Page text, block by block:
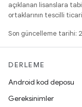
açıklanan lisanslara
ortaklarının tescilli ticari
Son güncelleme tarihi:
DERLEME
Android kod deposu
Gereksinimler